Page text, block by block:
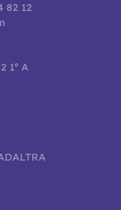
82 12
1º A